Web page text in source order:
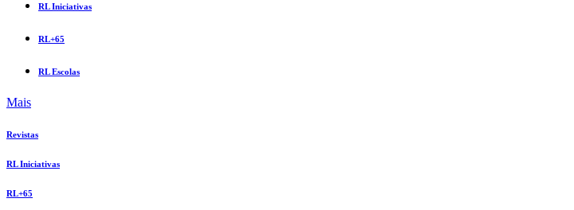
RL Iniciativas
RL+65
RL Escolas
Mais
Revistas
RL Iniciativas
RL+65